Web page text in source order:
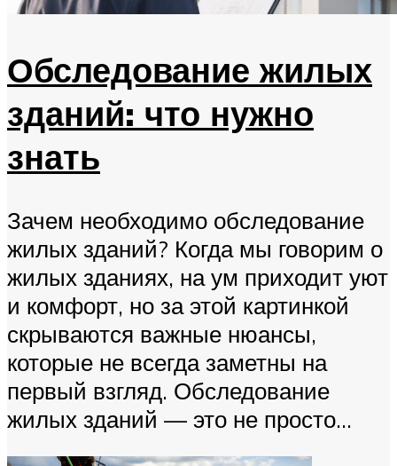
Обследование жилых
зданий: что нужно
знать
Зачем необходимо обследование
жилых зданий? Когда мы говорим о
жилых зданиях, на ум приходит уют
и комфорт, но за этой картинкой
скрываются важные нюансы,
которые не всегда заметны на
первый взгляд. Обследование
жилых зданий — это не просто...